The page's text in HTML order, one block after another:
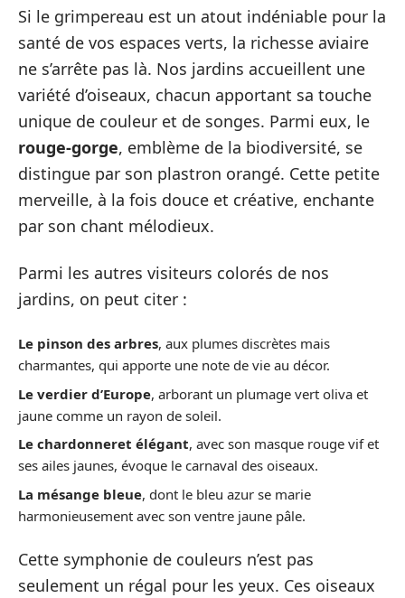
Si le grimpereau est un atout indéniable pour la
santé de vos espaces verts, la richesse aviaire
ne s’arrête pas là. Nos jardins accueillent une
variété d’oiseaux, chacun apportant sa touche
unique de couleur et de songes. Parmi eux, le
rouge-gorge, emblème de la biodiversité, se
distingue par son plastron orangé. Cette petite
merveille, à la fois douce et créative, enchante
par son chant mélodieux.
Parmi les autres visiteurs colorés de nos
jardins, on peut citer :
Le pinson des arbres, aux plumes discrètes mais
charmantes, qui apporte une note de vie au décor.
Le verdier d’Europe, arborant un plumage vert oliva et
jaune comme un rayon de soleil.
Le chardonneret élégant, avec son masque rouge vif et
ses ailes jaunes, évoque le carnaval des oiseaux.
La mésange bleue, dont le bleu azur se marie
harmonieusement avec son ventre jaune pâle.
Cette symphonie de couleurs n’est pas
seulement un régal pour les yeux. Ces oiseaux